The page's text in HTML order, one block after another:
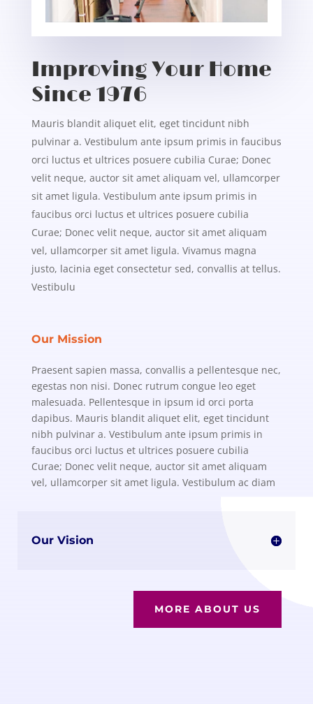
Improving Your Home
Since 1976
Mauris blandit aliquet elit, eget tincidunt nibh
pulvinar a. Vestibulum ante ipsum primis in faucibus
orci luctus et ultrices posuere cubilia Curae; Donec
velit neque, auctor sit amet aliquam vel, ullamcorper
sit amet ligula. Vestibulum ante ipsum primis in
faucibus orci luctus et ultrices posuere cubilia
Curae; Donec velit neque, auctor sit amet aliquam
vel, ullamcorper sit amet ligula. Vivamus magna
justo, lacinia eget consectetur sed, convallis at tellus.
Vestibulu
Our Mission
Praesent sapien massa, convallis a pellentesque nec,
egestas non nisi. Donec rutrum congue leo eget
malesuada. Pellentesque in ipsum id orci porta
dapibus. Mauris blandit aliquet elit, eget tincidunt
nibh pulvinar a. Vestibulum ante ipsum primis in
faucibus orci luctus et ultrices posuere cubilia
Curae; Donec velit neque, auctor sit amet aliquam
vel, ullamcorper sit amet ligula. Vestibulum ac diam
Our Vision
MORE ABOUT US